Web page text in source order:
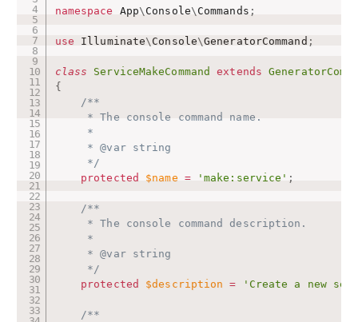
namespace App\ Console\ Commands ;
use Illuminate\ Console\GeneratorCommand ;
class ServiceMakeCommand extends
{
/**
     * The console command name.
     *
     * @var string
     */
protected
$name = 'make:service' ;
/**
     * The console command description.
     *
     * @var string
     */
protected
$description = 'Create a new
/**